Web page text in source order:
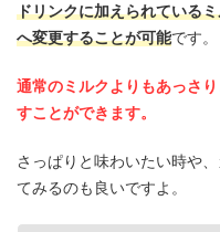
ドリンクに加えられている
へ変更することが可能です。
通常のミルクよりもあっさ
すことができます。
さっぱりと味わいたい時や
てみるのも良いですよ。